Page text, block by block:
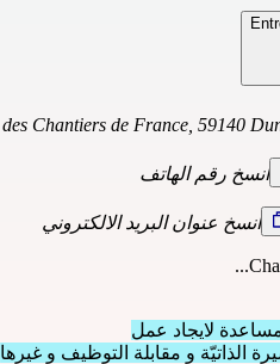
انسخ رقم الهاتف
انسخ عنوان البريد الالكتروني
لايجاد عمل
الذاتيّة و مقابلة التوظيف و غيرها